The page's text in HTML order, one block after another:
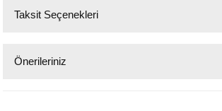
Bu ürüne ilk yorumu siz yapın!
Taksit Seçenekleri
Önerileriniz